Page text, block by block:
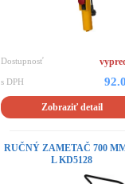
Dostupnosť
s DPH
Zobraziť detail
RUČNÝ ZAMETAČ 700
L KD5128